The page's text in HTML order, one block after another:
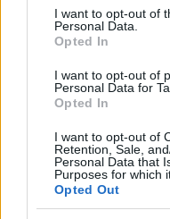
consent section.
I want to opt-out of
Personal Data.
Opted In
I want to opt-out of
Personal Data for
Opted In
I want to opt-out of
Retention, Sale,
Personal Data that
Purposes for which
Opted Out
bevándorlás
figyelmeztetnek a
HÍREK 5 órája